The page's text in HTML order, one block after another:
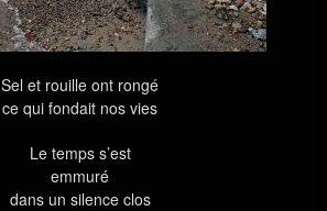
Sel et rouille ont rongé
ce qui fondait nos vies
Le temps s’est
emmuré
dans un silence clos